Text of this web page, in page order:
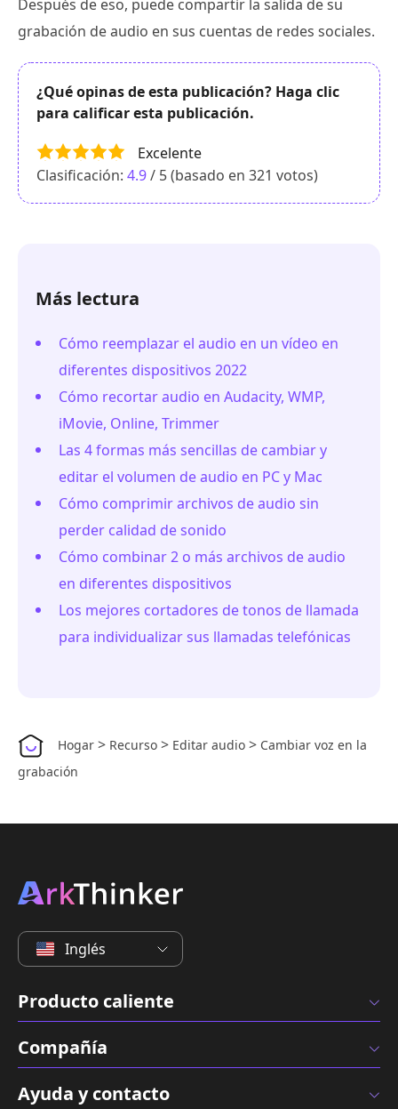
Después de eso, puede compartir la salida de su
grabación de audio en sus cuentas de redes sociales.
¿Qué opinas de esta publicación? Haga clic
para calificar esta publicación.
Excelente
Clasificación: 4.9/ 5 (basado en 321 votos)
Más lectura
Cómo reemplazar el audio en un vídeo en
diferentes dispositivos 2022
Cómo recortar audio en Audacity, WMP,
iMovie, Online, Trimmer
Las 4 formas más sencillas de cambiar y
editar el volumen de audio en PC y Mac
Cómo comprimir archivos de audio sin
perder calidad de sonido
Cómo combinar 2 o más archivos de audio
en diferentes dispositivos
Los mejores cortadores de tonos de llamada
para individualizar sus llamadas telefónicas
Hogar > Recurso > Editar audio > Cambiar voz en la
grabación
Inglés
Producto caliente
Compañía
Ayuda y contacto